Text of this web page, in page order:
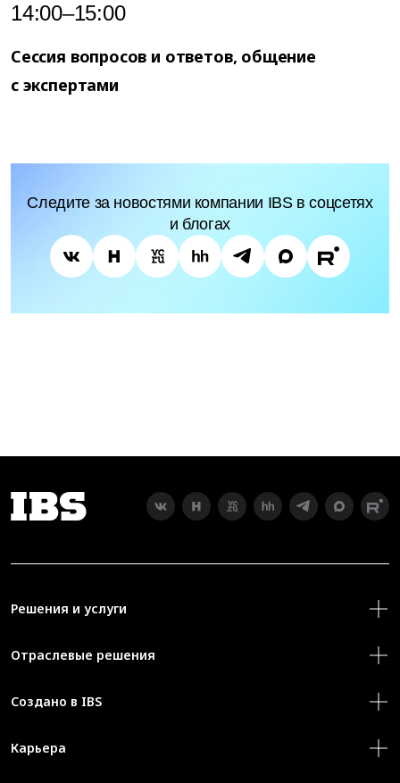
14:00–15:00
Сессия вопросов и ответов, общение
с экспертами
Следите за новостями компании IBS в соцсетях
и блогах
Решения и услуги
Отраслевые решения
Создано в IBS
Карьера